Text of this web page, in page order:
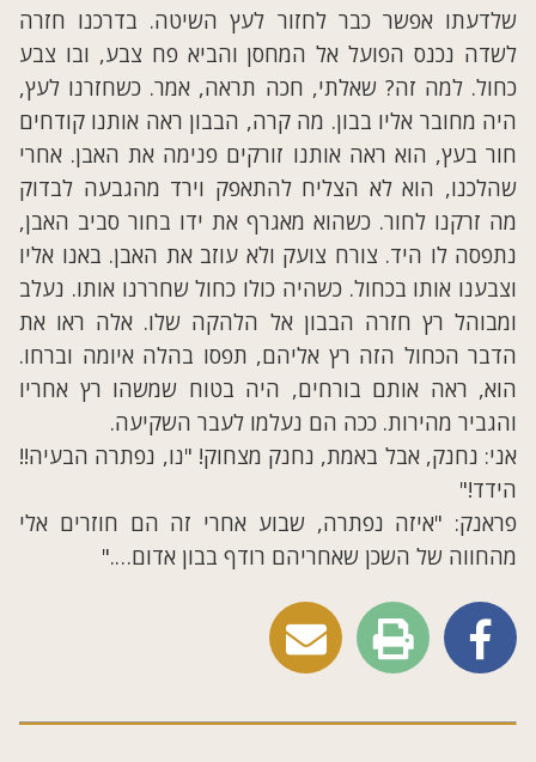
שלדעתו אפשר כבר לחזור לעץ השיטה. בדרכנו חזרה
לשדה נכנס הפועל אל המחסן והביא פח צבע, ובו צבע
כחול. למה זה? שאלתי, חכה תראה, אמר. כשחזרנו לעץ,
היה מחובר אליו בבון. מה קרה, הבבון ראה אותנו קודחים
חור בעץ, הוא ראה אותנו זורקים פנימה את האבן. אחרי
שהלכנו, הוא לא הצליח להתאפק וירד מהגבעה לבדוק
מה זרקנו לחור. כשהוא מאגרף את ידו בחור סביב האבן,
נתפסה לו היד. צורח צועק ולא עוזב את האבן. באנו אליו
וצבענו אותו בכחול. כשהיה כולו כחול שחררנו אותו. נעלב
ומבוהל רץ חזרה הבבון אל הלהקה שלו. אלה ראו את
הדבר הכחול הזה רץ אליהם, תפסו בהלה איומה וברחו.
הוא, ראה אותם בורחים, היה בטוח שמשהו רץ אחריו
והגביר מהירות. ככה הם נעלמו לעבר השקיעה.
אני: נחנק, אבל באמת, נחנק מצחוק! "נו, נפתרה הבעיה!!
הידד!"
פראנק: "איזה נפתרה, שבוע אחרי זה הם חוזרים אלי
מהחווה של השכן שאחריהם רודף בבון אדום…."